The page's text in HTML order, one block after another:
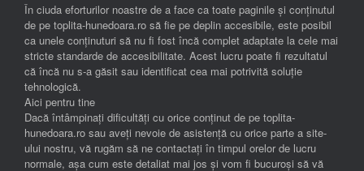
În ciuda eforturilor noastre de a face ca toate paginile și conținutul
de pe toplita-hunedoara.ro să fie pe deplin accesibile, este posibil
ca unele conținuturi să nu fi fost încă complet adaptate la cele mai
stricte standarde de accesibilitate. Acest lucru poate fi rezultatul
că încă nu s-a găsit sau identificat cea mai potrivită soluție
tehnologică.
Aici pentru tine
Dacă întâmpinați dificultăți cu orice conținut de pe toplita-
hunedoara.ro sau aveți nevoie de asistență cu orice parte a site-
ului nostru, vă rugăm să ne contactați în timpul orelor de lucru
normale, așa cum este detaliat mai jos și vom fi bucuroși să vă